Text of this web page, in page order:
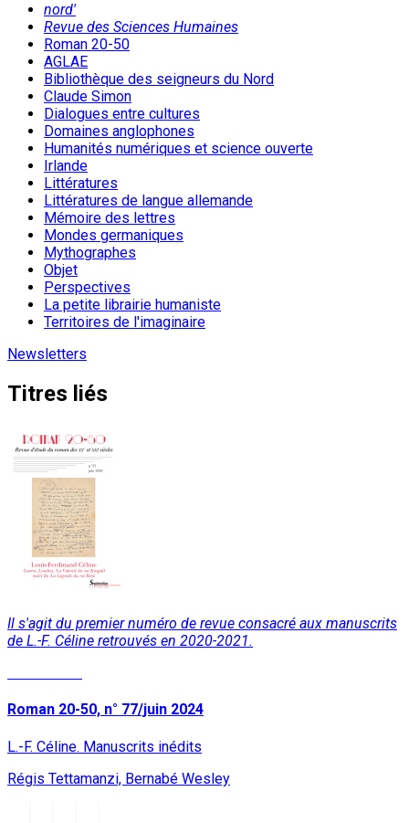
nord'
Revue des Sciences Humaines
Roman 20-50
AGLAE
Bibliothèque des seigneurs du Nord
Claude Simon
Dialogues entre cultures
Domaines anglophones
Humanités numériques et science ouverte
Irlande
Littératures
Littératures de langue allemande
Mémoire des lettres
Mondes germaniques
Mythographes
Objet
Perspectives
La petite librairie humaniste
Territoires de l'imaginaire
Newsletters
Titres liés
Il s'agit du premier numéro de revue consacré aux manuscrits
de L.-F. Céline retrouvés en 2020-2021.
Roman 20-50, n° 77/juin 2024
L.-F. Céline. Manuscrits inédits
Régis Tettamanzi, Bernabé Wesley